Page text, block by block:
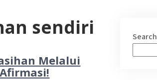
sendiri
Melalui
Search